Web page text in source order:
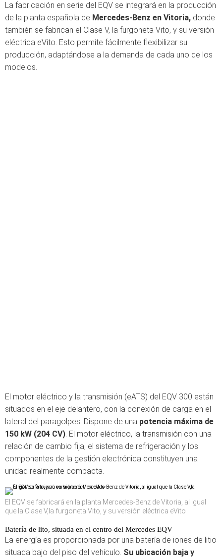
La fabricación en serie del EQV se integrará en la producción
de la planta española de Mercedes-Benz en Vitoria, donde
también se fabrican el Clase V, la furgoneta Vito, y su versión
eléctrica eVito. Esto permite fácilmente flexibilizar su
producción, adaptándose a la demanda de cada uno de los
modelos.
El motor eléctrico y la transmisión (eATS) del EQV 300 están
situados en el eje delantero, con la conexión de carga en el
lateral del paragolpes. Dispone de una potencia máxima de
150 kW (204 CV). El motor eléctrico, la transmisión con una
relación de cambio fija, el sistema de refrigeración y los
componentes de la gestión electrónica constituyen una
unidad realmente compacta.
El EQV se fabricará en la planta Mercedes-Benz de Vitoria, al igual
que la Clase V,la furgoneta Vito, y su versión eléctrica eVito
Batería de lito, situada en el centro del Mercedes EQV
La energía es proporcionada por una batería de iones de litio
situada bajo del piso del vehículo. Su ubicación baja y